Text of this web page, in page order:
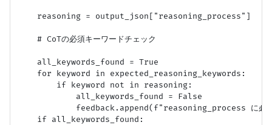
    reasoning = output_json["reasoning_process"]
    # CoTの必須キーワードチェック
    all_keywords_found = True
    for keyword in expected_reasoning_keywords:
        if keyword not in reasoning:
            all_keywords_found = False
feedback.append(f"reasoning_process に必須
    if all_keywords_found: